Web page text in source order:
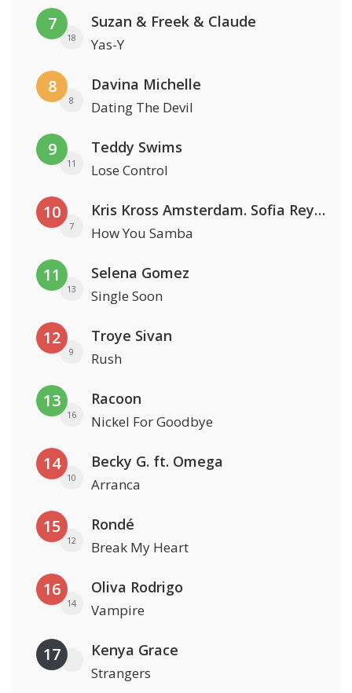
7
18
Suzan & Freek & Claude
Yas-Y
8
8
Davina Michelle
Dating The Devil
9
11
Teddy Swims
Lose Control
10
7
Kris Kross Amsterdam. Sofia Reyes & Tinie Tempah
How You Samba
11
13
Selena Gomez
Single Soon
12
9
Troye Sivan
Rush
13
16
Racoon
Nickel For Goodbye
14
10
Becky G. ft. Omega
Arranca
15
12
Rondé
Break My Heart
16
14
Oliva Rodrigo
Vampire
17 Kenya Grace
Strangers